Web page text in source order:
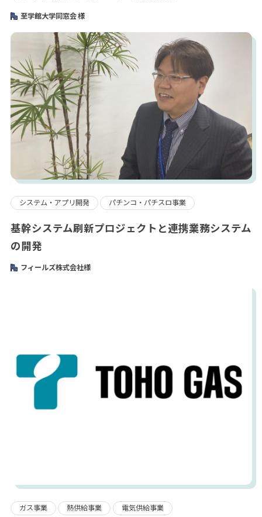
至学館大学同窓会 様
システム・アプリ開発 パチンコ・パチスロ事業
基幹システム刷新プロジェクトと連携業務システム
の開発
フィールズ株式会社様
ガス事業 熱供給事業 電気供給事業